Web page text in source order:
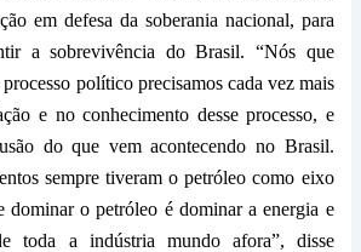
em defesa da soberania nacional, para
a sobrevivência do Brasil. “Nós que
político precisamos cada vez mais
e no conhecimento desse processo, e
do que vem acontecendo no Brasil.
sempre tiveram o petróleo como eixo
dominar o petróleo é dominar a energia e
toda a indústria mundo afora”, disse